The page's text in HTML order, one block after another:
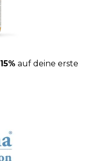
15% auf deine erste